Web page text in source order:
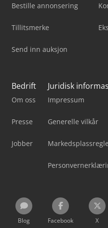
Bestille annonsering
Tillitsmerke
Send inn auksjon
Bedrift
Om oss
Presse
Jobber
Juridisk
Impressum
Generelle vilkår
Blog Facebook X